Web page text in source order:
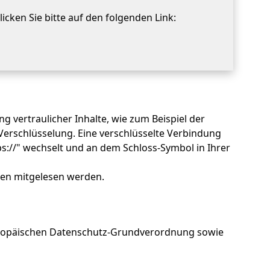
Sie bitte auf den folgenden Link:
vertraulicher Inhalte, wie zum Beispiel der
Eine verschlüsselte Verbindung
" wechselt und an dem Schloss-Symbol in Ihrer
mitgelesen werden.
Datenschutz-Grundverordnung sowie